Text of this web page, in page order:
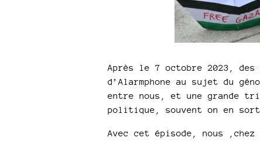
Après le 7 octobre 2023,
d’Alarmphone au sujet du
entre nous, et une grande
politique, souvent on en sort
Avec cet épisode, nous